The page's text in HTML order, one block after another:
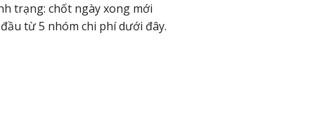
trạng: chốt ngày xong mới
từ 5 nhóm chi phí dưới đây.